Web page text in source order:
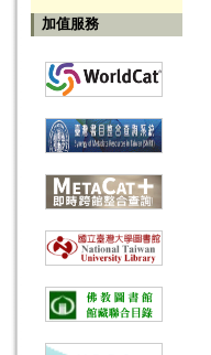
加值服務